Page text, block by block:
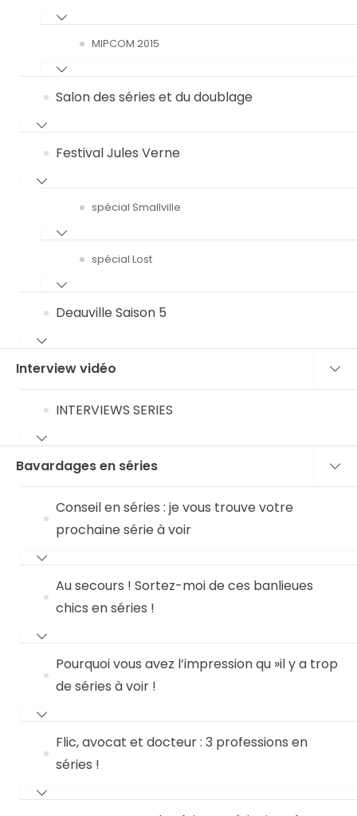
MIPCOM 2015
Salon des séries et du doublage
Festival Jules Verne
spécial Smallville
spécial Lost
Deauville Saison 5
Interview vidéo
INTERVIEWS SERIES
Bavardages en séries
Conseil en séries : je vous trouve votre
prochaine série à voir
Au secours ! Sortez-moi de ces banlieues
chics en séries !
Pourquoi vous avez l’impression qu »il y a trop
de séries à voir !
Flic, avocat et docteur : 3 professions en
séries !